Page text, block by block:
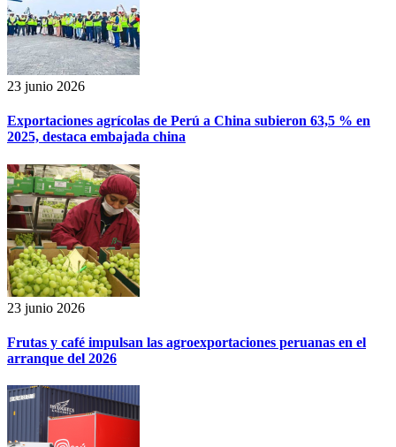
23 junio 2026
Exportaciones agrícolas de Perú a China subieron 63,5 % en
2025, destaca embajada china
23 junio 2026
Frutas y café impulsan las agroexportaciones peruanas en el
arranque del 2026